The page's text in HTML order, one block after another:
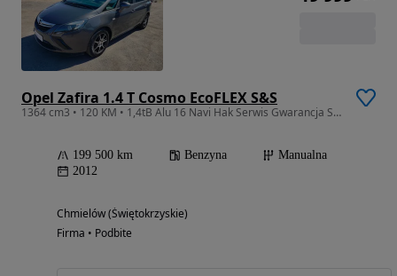
Opel Zafira 1.4 T Cosmo EcoFLEX S&S
1364 cm3 • 120 KM • 1,4tB Alu 16 Navi Hak Serwis Gwarancja Serwis Zamiana
199 500 km Benzyna
Manualna
2012
Chmielów (Świętokrzyskie)
Firma • Podbite